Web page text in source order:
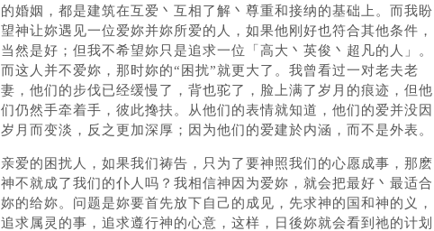
的婚姻，都是建筑在互爱丶互相了解丶尊重和接纳的基础上。而我盼
望神让妳遇见一位爱妳并妳所爱的人，如果他刚好也符合其他条件，
当然是好；但我不希望妳只是追求一位「高大丶英俊丶超凡的人」。
而这人并不爱妳，那时妳的“困扰”就更大了。我曾看过一对老夫老
妻，他们的步伐已经缓慢了，背也驼了，脸上满了岁月的痕迹，但他
们仍然手牵着手，彼此搀扶。从他们的表情就知道，他们的爱并没因
岁月而变淡，反之更加深厚；因为他们的爱建於内涵，而不是外表。
亲爱的困扰人，如果我们祷告，只为了要神照我们的心愿成事，那麽
神不就成了我们的仆人吗？我相信神因为爱妳，就会把最好丶最适合
妳的给妳。问题是妳要首先放下自己的成见，先求神的国和神的义，
追求属灵的事，追求遵行神的心意，这样，日後妳就会看到祂的计划